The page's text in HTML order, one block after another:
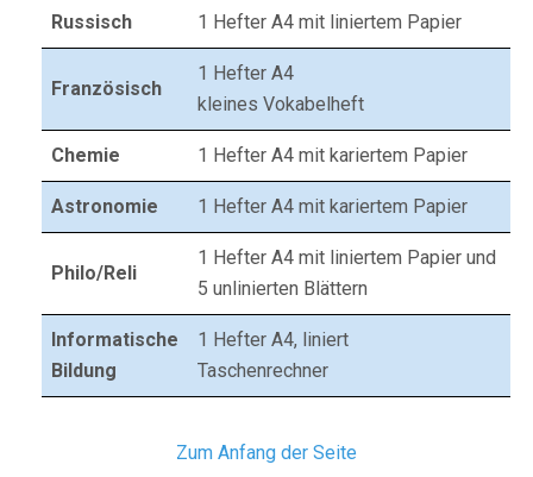
Russisch 1 Hefter A4 mit liniertem Papier
Französisch
1 Hefter A4
kleines Vokabelheft
Chemie 1 Hefter A4 mit kariertem Papier
Astronomie 1 Hefter A4 mit kariertem Papier
Philo/Reli
1 Hefter A4 mit liniertem Papier und
5 unlinierten Blättern
Informatische
Bildung
1 Hefter A4, liniert
Taschenrechner
Zum Anfang der Seite